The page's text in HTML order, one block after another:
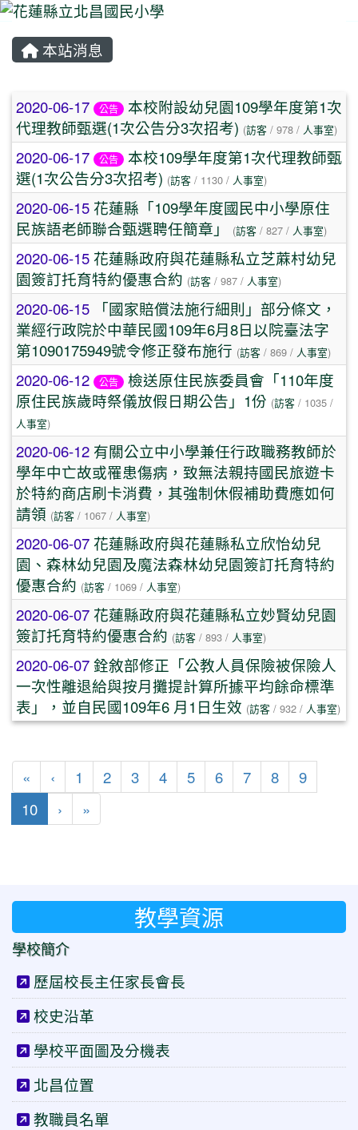
本站消息
文章列表
2020-06-17 公告
本校附設幼兒園109學年度第1次
代理教師甄選(1次公告分3次招考) (訪客 / 978 / 人事室)
2020-06-17 公告
本校109學年度第1次代理教師甄
選(1次公告分3次招考) (訪客 / 1130 / 人事室)
2020-06-15花蓮縣「109學年度國民中小學原住
民族語老師聯合甄選聘任簡章」
(訪客 / 827 / 人事室)
2020-06-15花蓮縣政府與花蓮縣私立芝蔴村幼兒
園簽訂托育特約優惠合約 (訪客 / 987 / 人事室)
2020-06-15
「國家賠償法施行細則」部分條文，
業經行政院於中華民國109年6月8日以院臺法字
第1090175949號令修正發布施行 (訪客 / 869 / 人事室)
2020-06-12 公告
檢送原住民族委員會「110年度
原住民族歲時祭儀放假日期公告」1份 (訪客 / 1035 /
人事室)
2020-06-12 有關公立中小學兼任行政職務教師於
學年中亡故或罹患傷病，致無法親持國民旅遊卡
於特約商店刷卡消費，其強制休假補助費應如何
請領 (訪客 / 1067 / 人事室)
2020-06-07花蓮縣政府與花蓮縣私立欣怡幼兒
園、森林幼兒園及魔法森林幼兒園簽訂托育特約
優惠合約 (訪客 / 1069 / 人事室)
2020-06-07花蓮縣政府與花蓮縣私立妙賢幼兒園
簽訂托育特約優惠合約 (訪客 / 893 / 人事室)
2020-06-07銓敘部修正「公教人員保險被保險人
一次性離退給與按月攤提計算所據平均餘命標準
表」，並自民國109年6 月1日生效 (訪客 / 932 / 人事室)
« 第一頁
‹ 上一頁
1 2 3 4 5 6 7 8
9
10(目前頁次)
› 下一頁
»
教學資源
學校簡介
歷屆校長主任家長會長
校史沿革
學校平面圖及分機表
北昌位置
教職員名單